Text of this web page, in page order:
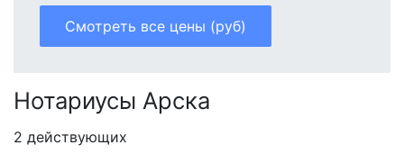
Смотреть все цены (руб)
Нотариусы Арска
2 действующих